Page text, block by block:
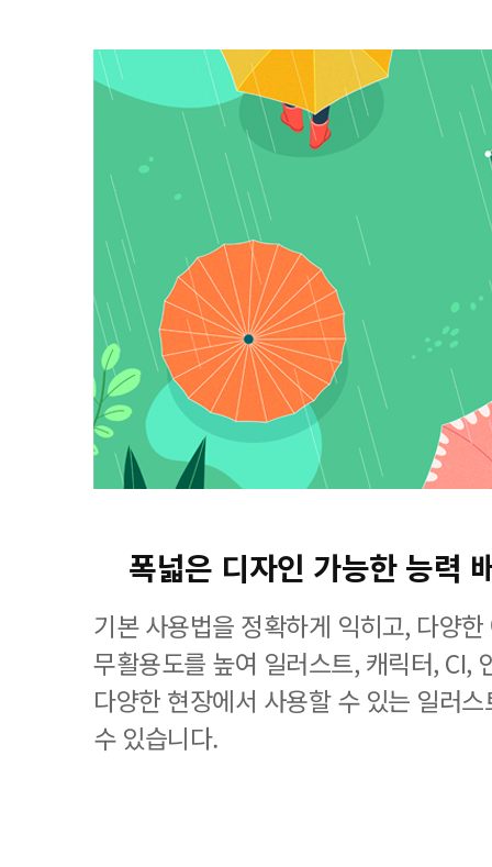
폭넓은 디자인 가능한 능력
기본 사용법을 정확하게 익히고, 다양
무활용도를 높여 일러스트, 캐릭터, CI,
다양한 현장에서 사용할 수 있는 일러
수 있습니다.